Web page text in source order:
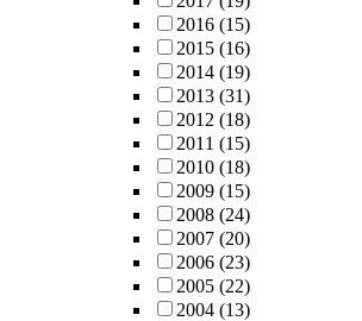
2016 (15)
2015 (16)
2014 (19)
2013 (31)
2012 (18)
2011 (15)
2010 (18)
2009 (15)
2008 (24)
2007 (20)
2006 (23)
2005 (22)
2004 (13)